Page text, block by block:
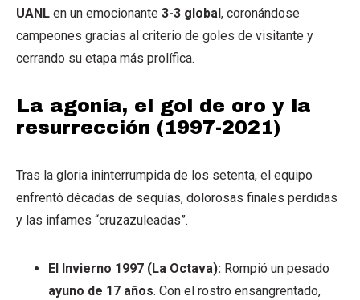
UANL en un emocionante 3-3 global , coronándose
campeones gracias al criterio de goles de visitante y
cerrando su etapa más prolífica.
La agonía, el gol de oro y la
resurrección (1997-2021)
Tras la gloria ininterrumpida de los setenta, el equipo
enfrentó décadas de sequías, dolorosas finales perdidas
y las infames “cruzazuleadas”.
El Invierno 1997 (La Octava): Rompió un pesado
ayuno de 17 años. Con el rostro ensangrentado,